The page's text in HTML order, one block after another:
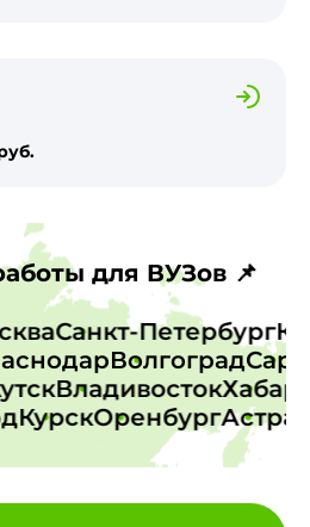
для ВУЗов 📌
Санкт-Петербург
Волгоград
Владивосток
Оренбург